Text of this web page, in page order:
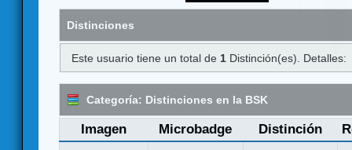
Distinciones
Este usuario tiene un total de 1 Distinción(es). Detalles:
Categoría: Distinciones en la BSK
Imagen Microbadge Distinción